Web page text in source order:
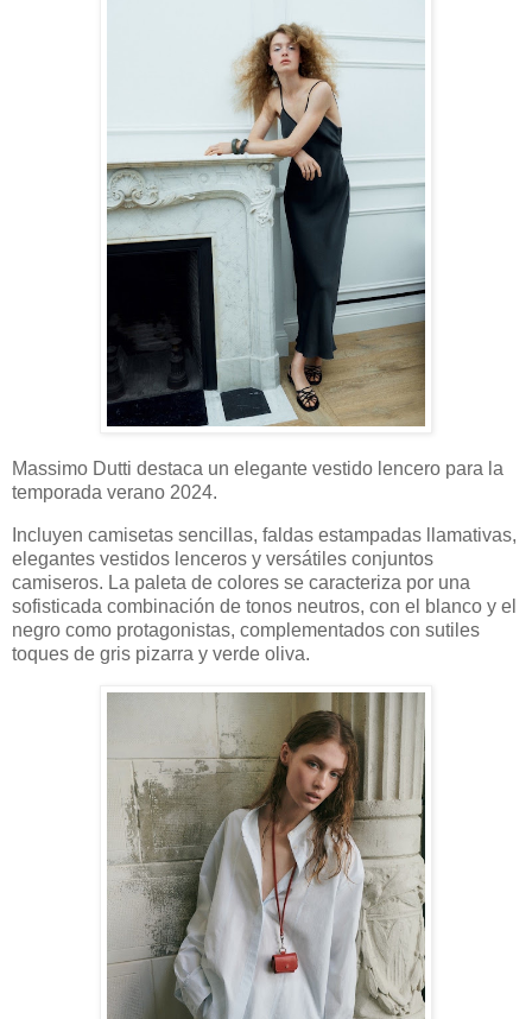
Massimo Dutti destaca un elegante vestido lencero para la
temporada verano 2024.
Incluyen camisetas sencillas, faldas estampadas llamativas,
elegantes vestidos lenceros y versátiles conjuntos
camiseros. La paleta de colores se caracteriza por una
sofisticada combinación de tonos neutros, con el blanco y el
negro como protagonistas, complementados con sutiles
toques de gris pizarra y verde oliva.